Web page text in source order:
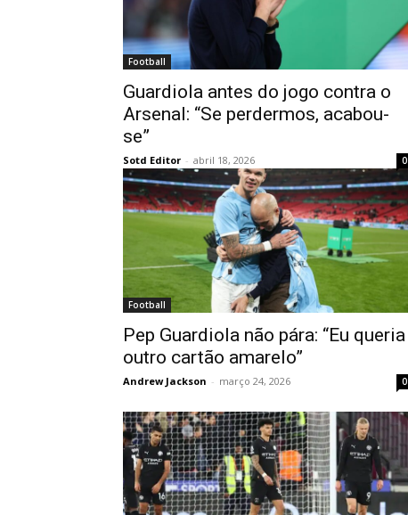
Football
Guardiola antes do jogo contra o
Arsenal: “Se perdermos, acabou-
se”
Sotd Editor - abril 18, 2026 0
Football
Pep Guardiola não pára: “Eu queria
outro cartão amarelo”
Andrew Jackson - março 24, 2026 0